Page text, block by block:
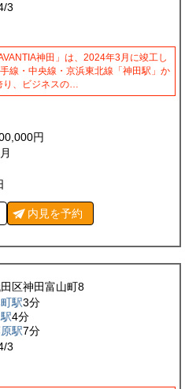
3
神田」は、2024年3月に竣工し
線・中央線・京浜東北線「神田駅」か
り、ビジネスの…
円
内見を予約
区神田富山町8
駅3分
4分
駅7分
3